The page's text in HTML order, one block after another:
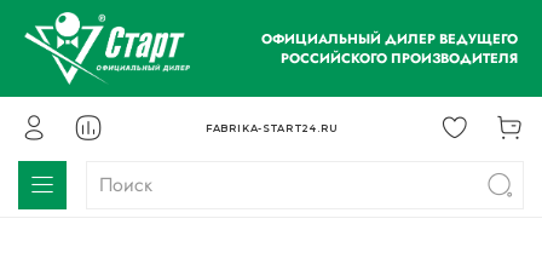
ОФИЦИАЛЬНЫЙ ДИЛЕР ВЕДУЩЕГО
РОССИЙСКОГО ПРОИЗВОДИТЕЛЯ
FABRIKA-START24.RU